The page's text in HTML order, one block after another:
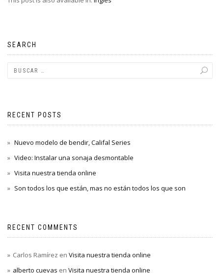
SEARCH
RECENT POSTS
Nuevo modelo de bendir, Califal Series
Video: Instalar una sonaja desmontable
Visita nuestra tienda online
Son todos los que están, mas no están todos los que son
RECENT COMMENTS
Carlos Ramírez en Visita nuestra tienda online
alberto cuevas en Visita nuestra tienda online